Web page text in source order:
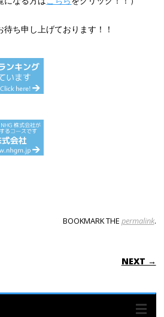
ち申し上げております！！
BOOKMARK THE permalink.
NEXT →